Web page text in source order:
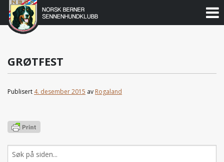
Gå
Norsk
Berner
Sennenhundklubb
GRØTFEST
Publisert 4. desember 2015 av Rogaland
Søk